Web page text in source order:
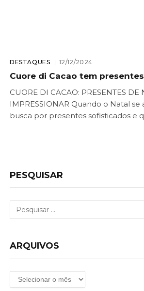
DESTAQUES 12/12/2024
Cuore di Cacao tem
CUORE DI CACAO: PRESENTES DE
IMPRESSIONAR Quando o Natal se
busca por presentes sofisticados e
PESQUISAR
ARQUIVOS
Arquivos